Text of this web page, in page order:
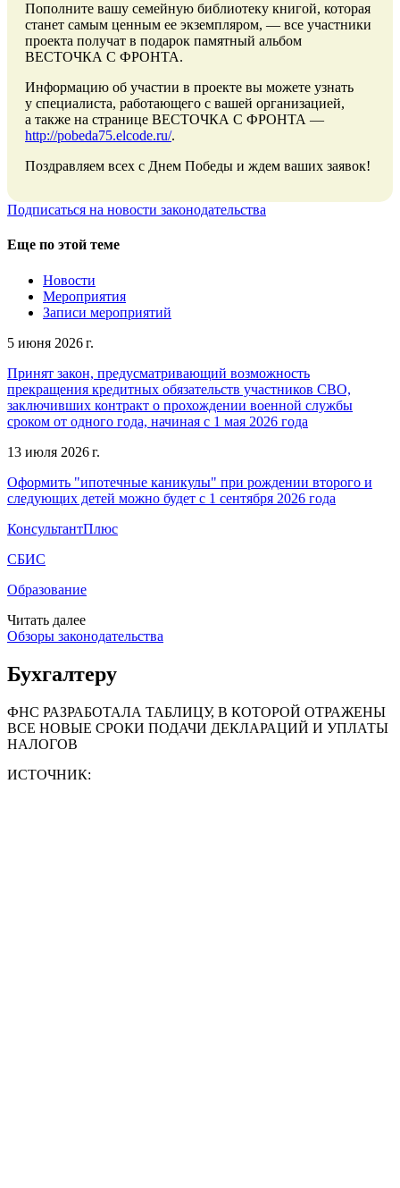
Пополните вашу семейную библиотеку книгой, которая
станет самым ценным ее экземпляром, — все участники
проекта получат в подарок памятный альбом
ВЕСТОЧКА С ФРОНТА.
Информацию об участии в проекте вы можете узнать
у специалиста, работающего с вашей организацией,
а также на странице ВЕСТОЧКА С ФРОНТА —
http://pobeda75.elcode.ru/.
Поздравляем всех с Днем Победы и ждем ваших заявок!
Подписаться на новости законодательства
Еще по этой теме
Новости
Мероприятия
Записи мероприятий
5 июня 2026 г.
Принят закон, предусматривающий возможность
прекращения кредитных обязательств участников СВО,
заключивших контракт о прохождении военной службы
сроком от одного года, начиная с 1 мая 2026 года
13 июля 2026 г.
Оформить "ипотечные каникулы" при рождении второго и
следующих детей можно будет с 1 сентября 2026 года
КонсультантПлюс
СБИС
Образование
Читать далее
Обзоры законодательства
Бухгалтеру
ФНС РАЗРАБОТАЛА ТАБЛИЦУ, В КОТОРОЙ ОТРАЖЕНЫ
ВСЕ НОВЫЕ СРОКИ ПОДАЧИ ДЕКЛАРАЦИЙ И УПЛАТЫ
НАЛОГОВ
ИСТОЧНИК: